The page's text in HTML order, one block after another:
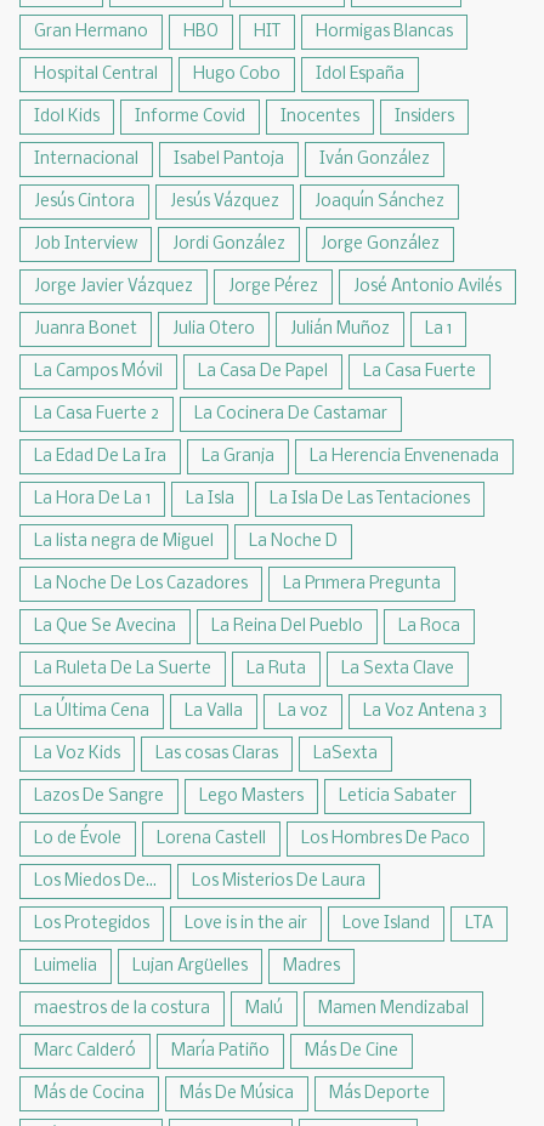
Gran Hermano HBO HIT Hormigas Blancas
Hospital Central Hugo Cobo Idol España
Idol Kids Informe Covid Inocentes Insiders
Internacional Isabel Pantoja Iván González
Jesús Cintora Jesús Vázquez Joaquín Sánchez
Job Interview Jordi González Jorge González
Jorge Javier Vázquez Jorge Pérez José Antonio Avilés
Juanra Bonet Julia Otero Julián Muñoz La 1
La Campos Móvil La Casa De Papel La Casa Fuerte
La Casa Fuerte 2 La Cocinera De Castamar
La Edad De La Ira La Granja La Herencia Envenenada
La Hora De La 1 La Isla La Isla De Las Tentaciones
La lista negra de Miguel La Noche D
La Noche De Los Cazadores La Pr1mera Pregunta
La Que Se Avecina La Reina Del Pueblo La Roca
La Ruleta De La Suerte La Ruta La Sexta Clave
La Última Cena La Valla La voz La Voz Antena 3
La Voz Kids Las cosas Claras LaSexta
Lazos De Sangre Lego Masters Leticia Sabater
Lo de Évole Lorena Castell Los Hombres De Paco
Los Miedos De... Los Misterios De Laura
Los Protegidos Love is in the air Love Island LTA
Luimelia Lujan Argüelles Madres
maestros de la costura Malú Mamen Mendizabal
Marc Calderó María Patiño Más De Cine
Más de Cocina Más De Música Más Deporte